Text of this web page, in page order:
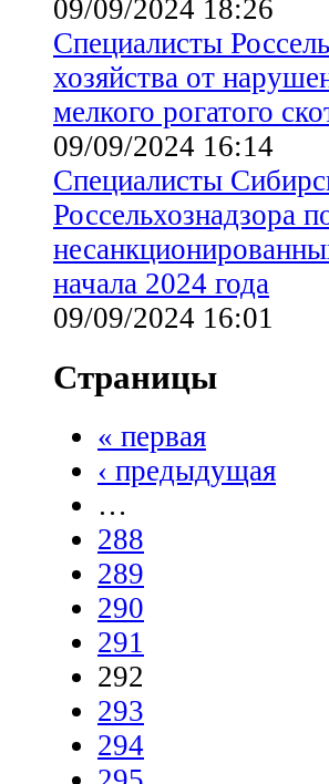
09/09/2024 18:26
Специалисты
хозяйства от
мелкого рогатого
09/09/2024 16:14
Специалисты
Россельхознадзора
начала 2024 года
09/09/2024 16:01
Страницы
« первая
‹ предыдущая
…
288
289
290
291
292
293
294